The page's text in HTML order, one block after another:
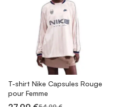
T-shirt Nike Capsules Rouge
pour Femme